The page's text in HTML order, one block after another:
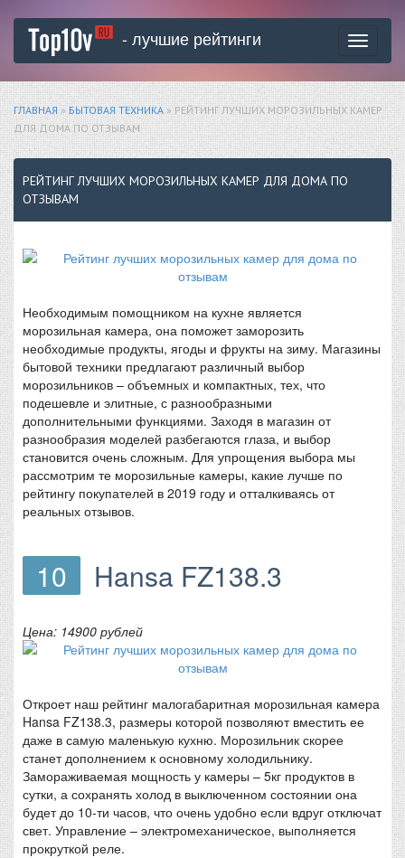
Toggle
- лучшие рейтинги
ГЛАВНАЯ »БЫТОВАЯ ТЕХНИКА» РЕЙТИНГ ЛУЧШИХ МОРОЗИЛЬНЫХ КАМЕР
ДЛЯ ДОМА ПО ОТЗЫВАМ
РЕЙТИНГ ЛУЧШИХ МОРОЗИЛЬНЫХ КАМЕР ДЛЯ ДОМА ПО
ОТЗЫВАМ
Необходимым помощником на кухне является
морозильная камера, она поможет заморозить
необходимые продукты, ягоды и фрукты на зиму. Магазины
бытовой техники предлагают различный выбор
морозильников – объемных и компактных, тех, что
подешевле и элитные, с разнообразными
дополнительными функциями. Заходя в магазин от
разнообразия моделей разбегаются глаза, и выбор
становится очень сложным. Для упрощения выбора мы
рассмотрим те морозильные камеры, какие лучше по
рейтингу покупателей в 2019 году и отталкиваясь от
реальных отзывов.
10 Hansa FZ138.3
Цена: 14900 рублей
Откроет наш рейтинг малогабаритная морозильная камера
Hansa FZ138.3, размеры которой позволяют вместить ее
даже в самую маленькую кухню. Морозильник скорее
станет дополнением к основному холодильнику.
Замораживаемая мощность у камеры – 5кг продуктов в
сутки, а сохранять холод в выключенном состоянии она
будет до 10-ти часов, что очень удобно если вдруг отключат
свет. Управление – электромеханическое, выполняется
прокруткой реле.